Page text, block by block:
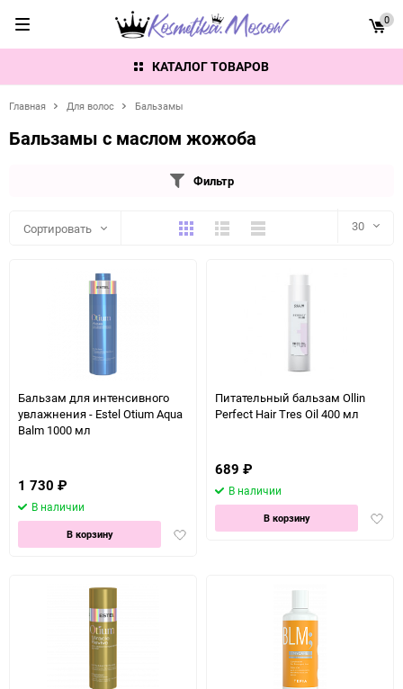
КАТАЛОГ ТОВАРОВ
0
Главная Для волос Бальзамы
Бальзамы с маслом жожоба
Фильтр
Сортировать ПлиткаПодробноКомпактно 30
Бальзам для интенсивного
увлажнения - Estel Otium Aqua
Balm 1000 мл
1 730 ₽
В наличии
Добавить
В корзину
Питательный бальзам Ollin
Perfect Hair Tres Oil 400 мл
689 ₽
В наличии
В корзину